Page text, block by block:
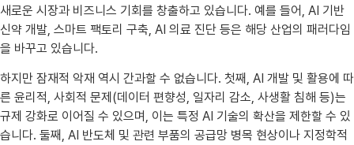
새로운 시장과 비즈니스 기회를 창출하고 있습니다. 예를 들어, AI 기반
신약 개발, 스마트 팩토리 구축, AI 의료 진단 등은 해당 산업의 패러다임
을 바꾸고 있습니다.
하지만 잠재적 악재 역시 간과할 수 없습니다. 첫째, AI 개발 및 활용에 따
른 윤리적, 사회적 문제(데이터 편향성, 일자리 감소, 사생활 침해 등)는
규제 강화로 이어질 수 있으며, 이는 특정 AI 기술의 확산을 제한할 수 있
습니다. 둘째, AI 반도체 및 관련 부품의 공급망 병목 현상이나 지정학적